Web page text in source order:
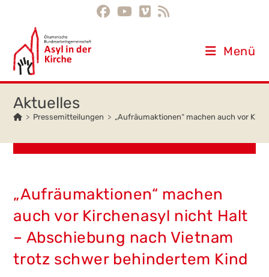
Menü
> Pressemitteilungen > „Aufräumaktionen“ machen auch vor
„Aufräumaktionen“ machen
auch vor Kirchenasyl nicht Halt
– Abschiebung nach Vietnam
trotz schwer behindertem Kind